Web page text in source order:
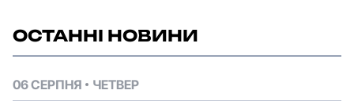
ОСТАННІ НОВИНИ
06 СЕРПНЯ ЧЕТВЕР